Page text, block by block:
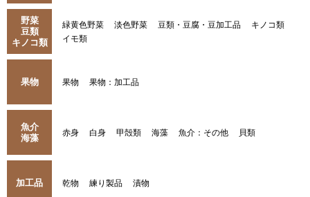
野菜
豆類
キノコ類
緑黄色野菜 淡色野菜 豆類・豆腐・豆加工品
キノコ類
イモ類
果物 果物 果物：加工品
魚介
海藻
赤身 白身 甲殻類 海藻 魚介：その他 貝類
加工品 乾物 練り製品 漬物